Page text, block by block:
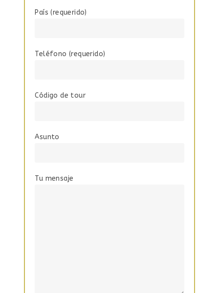
País (requerido)
Teléfono (requerido)
Código de tour
Asunto
Tu mensaje